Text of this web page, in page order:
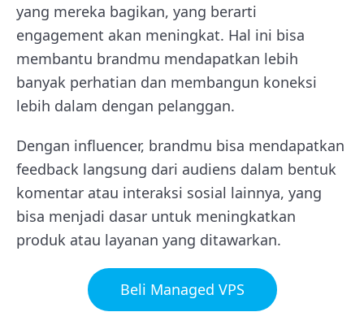
yang mereka bagikan, yang berarti
engagement akan meningkat. Hal ini bisa
membantu brandmu mendapatkan lebih
banyak perhatian dan membangun koneksi
lebih dalam dengan pelanggan.
Dengan influencer, brandmu bisa mendapatkan
feedback langsung dari audiens dalam bentuk
komentar atau interaksi sosial lainnya, yang
bisa menjadi dasar untuk meningkatkan
produk atau layanan yang ditawarkan.
Beli Managed VPS